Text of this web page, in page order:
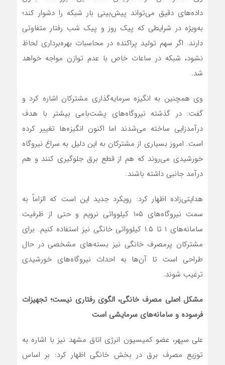
داده‌های دقیق می‌تواند پیش‌بینی بار شبکه را دشوار کند؛
به‌ویژه در شرایطی که پیک روز و پیک شب رفتار متفاوتی
دارند. اگر سهم تولید پراکنده در محاسبات بهره‌برداری لحاظ
نشود، شبکه در ساعات خاص با عدم توازن مواجه خواهد
شد.
وی همچنین به انگیزه سرمایه‌گذاری مشترکان اشاره کرد و
گفت: در گذشته نیروگاه‌های پشت‌بامی بیشتر با هدف
درآمدزایی ساخته می‌شدند اما اکنون انگیزه‌ها تغییر کرده
است. امروز بسیاری از مشترکان به این دلیل به سراغ نیروگاه
خورشیدی می‌روند که هم از قطع برق جلوگیری کنند و هم
درآمد جانبی داشته باشند.
هدایتی‌زاده اظهار کرد: رویکرد جدید این است که الزاماً به
سمت نیروگاه‌های ۱۰۵ کیلوواتی نرویم و حتی از ظرفیت
سامانه‌های ۱ تا ۱.۵ کیلوواتی خانگی نیز استفاده کنیم. برای
مشترکان پرمصرف خانگی نیز بسته‌های مشخصی در حال
طراحی است تا آن‌ها به احداث نیروگاه‌های خورشیدی
ترغیب شوند.
مشکل اصلی مصرف خانگی، الگوی رفتاری نیست؛ تجهیزات
فرسوده و سامانه‌های سرمایشی است
علی سپهر، عضو کمیسیون انرژی اتاق مشهد نیز با اشاره به
توزیع مصرف برق در بخش خانگی اظهار کرد: بر اساس